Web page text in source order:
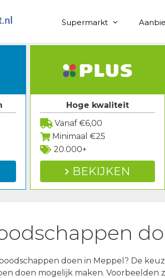
Supermarkt
Hoge kwaliteit
Vanaf €6,00
Minimaal €25
20.000+
BEKIJKEN
doen in Meppel? De
doen mogelijk maken.